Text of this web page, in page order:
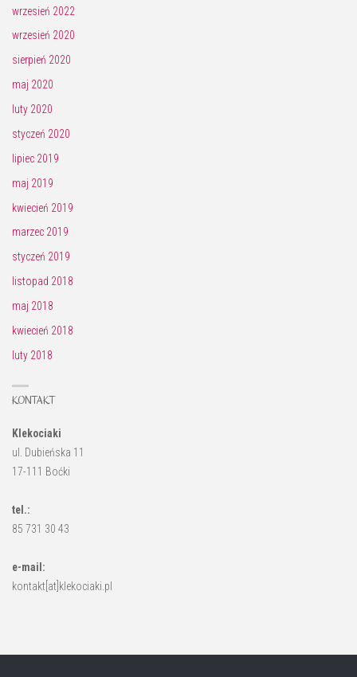
wrzesień 2022
wrzesień 2020
sierpień 2020
maj 2020
luty 2020
styczeń 2020
lipiec 2019
maj 2019
kwiecień 2019
marzec 2019
styczeń 2019
listopad 2018
maj 2018
kwiecień 2018
luty 2018
KONTAKT
Klekociaki
ul. Dubieńska 11
17-111 Boćki
tel.:
85 731 30 43
e-mail:
kontakt[at]klekociaki.pl